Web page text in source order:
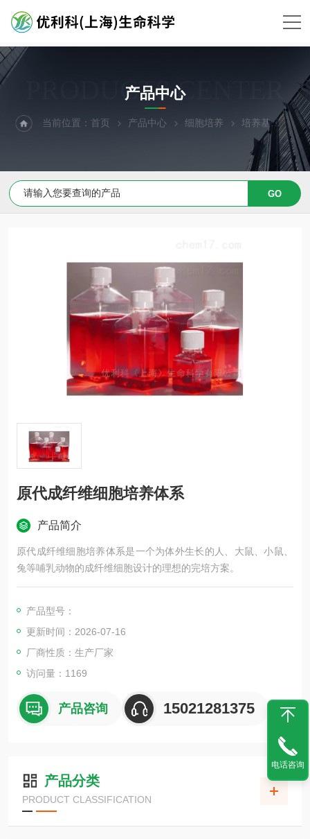
PRODUCTS CENTER
产品中心
当前位置：首页 产品中心 细胞培养 培养基 原
原代成纤维细胞培养体系
产品简介
原代成纤维细胞培养体系是一个为体外生长的人、大鼠、小鼠、
兔等哺乳动物的成纤维细胞设计的理想的完培方案。
产品型号：
更新时间：2026-07-16
厂商性质：生产厂家
访问量：1169
产品咨询 15021281375
产品分类
PRODUCT CLASSIFICATION
电话咨询